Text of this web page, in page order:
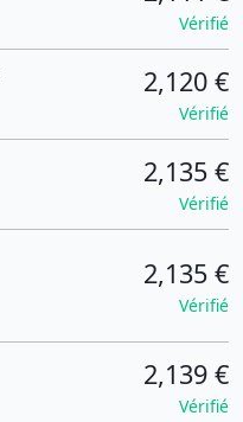
Vérifié
2,120 €
Vérifié
2,135 €
Vérifié
2,135 €
Vérifié
2,139 €
Vérifié